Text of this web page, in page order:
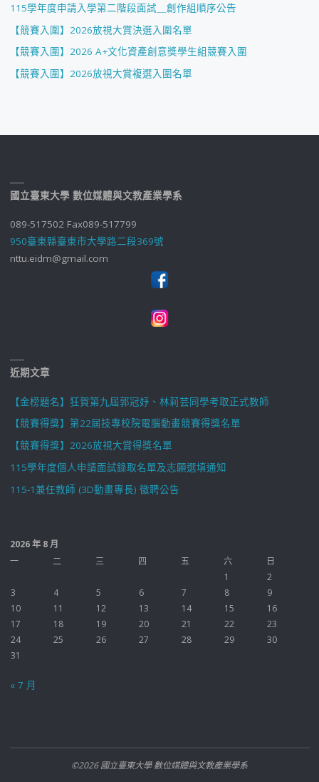
115學年度申請入學第二階段面試＿創作組順序公告
【競賽入圍】2026放視大賞決選入圍名單
【競賽入圍】2026 A+文化資產創意獎學生組競賽入圍
【競賽入圍】2026放視大賞複選入圍名單
國立臺東大學 數位媒體與文教產業學系
089-517502 Fax089-517799
950臺東縣臺東市大學路二段369號
nttu.eidm@gmail.com
近期文章
【金榜題名】狂賀第九屆郭冠妤、林莉芸同學考取正式教師
【競賽得獎】第22屆技專校院電腦動畫競賽得獎名單
【競賽得獎】2026放視大賞得獎名單
115學年度個人申請面試錄取名單及志願選填通知
115-1兼任教師 (3D動畫專長) 徵聘公告
2026 年 8 月
一
二 三 四 五 六
日
1
2
3
4 5 6 7 8
9
10
11 12 13 14 15
16
17
18 19 20 21 22
23
24
25 26 27 28 29
30
31
« 7 月
©2026 國立臺東大學 數位媒體與文教產業學系